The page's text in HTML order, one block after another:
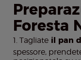
Foresta
Tagliateil pan
spessore,